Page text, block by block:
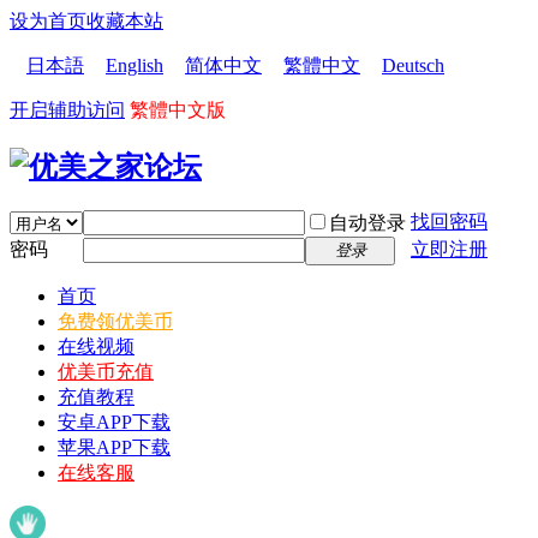
设为首页收藏本站
日本語 English 简体中文 繁體中文 Deutsch
开启辅助访问 繁體中文版
自动登录 找回密码
密码
登录 立即注册
首页
免费领优美币
在线视频
优美币充值
充值教程
安卓APP下载
苹果APP下载
在线客服